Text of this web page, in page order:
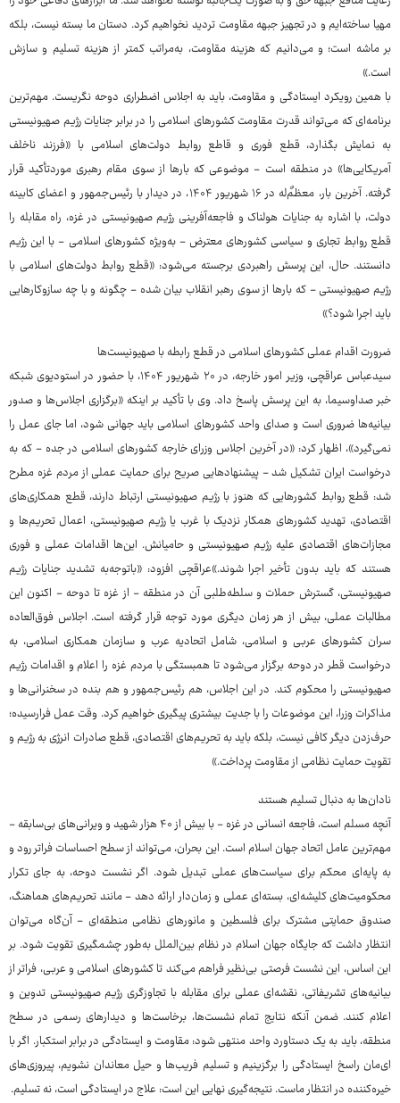
مهیا ساخته‌ایم و در تجهیز جبهه مقاومت تردید نخواهیم کرد. دستان ما بسته نیست، بلکه
بر ماشه است؛ و می‌دانیم که هزینه مقاومت، به‌مراتب کمتر از هزینه تسلیم و سازش
است.»
با همین رویکرد ایستادگی و مقاومت، باید به اجلاس اضطراری دوحه نگریست. مهم‌ترین
برنامه‌ای که می‌تواند قدرت مقاومت کشورهای اسلامی را در برابر جنایات رژیم صهیونیستی
به نمایش بگذارد، قطع فوری و قاطع روابط دولت‌های اسلامی با «فرزند ناخلف
آمریکایی‌ها» در منطقه است - موضوعی که بارها از سوی مقام رهبری موردتأکید قرار
گرفته. آخرین بار، معظمٌ‌له در ۱۶ شهریور ۱۴۰۴، در دیدار با رئیس‌جمهور و اعضای کابینه
دولت، با اشاره به جنایات هولناک و فاجعه‌آفرینی رژیم صهیونیستی در غزه، راه مقابله را
قطع روابط تجاری و سیاسی کشورهای معترض - به‌ویژه کشورهای اسلامی - با این رژیم
دانستند. حال، این پرسش راهبردی برجسته می‌شود: «قطع روابط دولت‌های اسلامی با
رژیم صهیونیستی - که بارها از سوی رهبر انقلاب بیان شده - چگونه و با چه سازوکارهایی
باید اجرا شود؟»
ضرورت اقدام عملی کشورهای اسلامی در قطع رابطه با صهیونیست‌ها
سیدعباس عراقچی، وزیر امور خارجه، در ۲۰ شهریور ۱۴۰۴، با حضور در استودیوی شبکه
خبر صداوسیما، به این پرسش پاسخ داد. وی با تأکید بر اینکه «برگزاری اجلاس‌ها و صدور
بیانیه‌ها ضروری است و صدای واحد کشورهای اسلامی باید جهانی شود، اما جای عمل را
نمی‌گیرد»، اظهار کرد: «در آخرین اجلاس وزرای خارجه کشورهای اسلامی در جده - که به
درخواست ایران تشکیل شد - پیشنهادهایی صریح برای حمایت عملی از مردم غزه مطرح
شد: قطع روابط کشورهایی که هنوز با رژیم صهیونیستی ارتباط دارند، قطع همکاری‌های
اقتصادی، تهدید کشورهای همکار نزدیک با غرب یا رژیم صهیونیستی، اعمال تحریم‌ها و
مجازات‌های اقتصادی علیه رژیم صهیونیستی و حامیانش. این‌ها اقدامات عملی و فوری
هستند که باید بدون تأخیر اجرا شوند.»عراقچی افزود: «باتوجه‌به تشدید جنایات رژیم
صهیونیستی، گسترش حملات و سلطه‌طلبی آن در منطقه - از غزه تا دوحه - اکنون این
مطالبات عملی، بیش از هر زمان دیگری مورد توجه قرار گرفته است. اجلاس فوق‌العاده
سران کشورهای عربی و اسلامی، شامل اتحادیه عرب و سازمان همکاری اسلامی، به
درخواست قطر در دوحه برگزار می‌شود تا همبستگی با مردم غزه را اعلام و اقدامات رژیم
صهیونیستی را محکوم کند. در این اجلاس، هم رئیس‌جمهور و هم بنده در سخنرانی‌ها و
مذاکرات وزرا، این موضوعات را با جدیت بیشتری پیگیری خواهیم کرد. وقت عمل فرارسیده؛
حرف‌زدن دیگر کافی نیست، بلکه باید به تحریم‌های اقتصادی، قطع صادرات انرژی به رژیم و
تقویت حمایت نظامی از مقاومت پرداخت.»
نادان‌ها به دنبال تسلیم هستند
آنچه مسلم است، فاجعه انسانی در غزه - با بیش از ۴۰ هزار شهید و ویرانی‌های بی‌سابقه -
مهم‌ترین عامل اتحاد جهان اسلام است. این بحران، می‌تواند از سطح احساسات فراتر رود و
به پایه‌ای محکم برای سیاست‌های عملی تبدیل شود. اگر نشست دوحه، به جای تکرار
محکومیت‌های کلیشه‌ای، بسته‌ای عملی و زمان‌دار ارائه دهد - مانند تحریم‌های هماهنگ،
صندوق حمایتی مشترک برای فلسطین و مانورهای نظامی منطقه‌ای - آن‌گاه می‌توان
انتظار داشت که جایگاه جهان اسلام در نظام بین‌الملل به‌طور چشمگیری تقویت شود. بر
این اساس، این نشست فرصتی بی‌نظیر فراهم می‌کند تا کشورهای اسلامی و عربی، فراتر از
بیانیه‌های تشریفاتی، نقشه‌ای عملی برای مقابله با تجاوزگری رژیم صهیونیستی تدوین و
اعلام کنند. ضمن آنکه نتایج تمام نشست‌ها، برخاست‌ها و دیدارهای رسمی در سطح
منطقه، باید به یک دستاورد واحد منتهی شود: مقاومت و ایستادگی در برابر استکبار. اگر با
ای‌مان راسخ ایستادگی را برگزینیم و تسلیم فریب‌ها و حیل معاندان نشویم، پیروزی‌های
خیره‌کننده در انتظار ماست. نتیجه‌گیری نهایی این است: علاج در ایستادگی است، نه تسلیم.